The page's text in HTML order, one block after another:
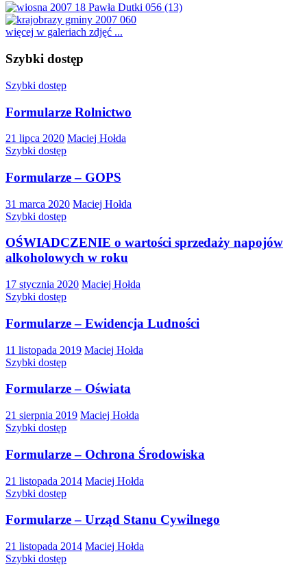
więcej w galeriach zdjęć ...
Szybki dostęp
Szybki dostęp
Formularze Rolnictwo
21 lipca 2020 Maciej Hołda
Szybki dostęp
Formularze – GOPS
31 marca 2020 Maciej Hołda
Szybki dostęp
OŚWIADCZENIE o wartości sprzedaży napojów
alkoholowych w roku
17 stycznia 2020 Maciej Hołda
Szybki dostęp
Formularze – Ewidencja Ludności
11 listopada 2019 Maciej Hołda
Szybki dostęp
Formularze – Oświata
21 sierpnia 2019 Maciej Hołda
Szybki dostęp
Formularze – Ochrona Środowiska
21 listopada 2014 Maciej Hołda
Szybki dostęp
Formularze – Urząd Stanu Cywilnego
21 listopada 2014 Maciej Hołda
Szybki dostęp